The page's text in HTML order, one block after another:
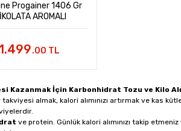
Progainer 1406 Gr
AROMALI
.00 TL
Kazanmak İçin Karbonhidrat Tozu ve Kilo
takviyesi almak, kalori alımınızı artırmak ve kas
ve protein. Günlük kalori alımınızı takip